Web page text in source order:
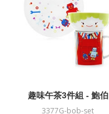
趣味午茶3件組 - 鮑伯
3377G-bob-set